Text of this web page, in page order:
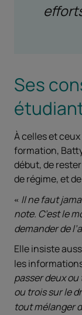
Ses
À celles et
formation,
début, de
de régime, et
Il ne faut
note. C’est le
demander de
Elle insiste
les
passer deux
ou trois sur le
tout mélanger